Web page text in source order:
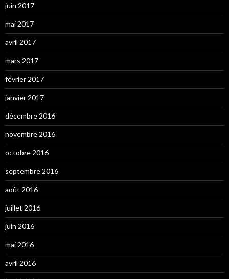
juin 2017
mai 2017
avril 2017
mars 2017
février 2017
janvier 2017
décembre 2016
novembre 2016
octobre 2016
septembre 2016
août 2016
juillet 2016
juin 2016
mai 2016
avril 2016